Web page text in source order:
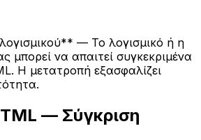
— Το λογισμικό ή η
μπορεί να απαιτεί συγκεκριμένα
Η μετατροπή εξασφαλίζει
— Σύγκριση